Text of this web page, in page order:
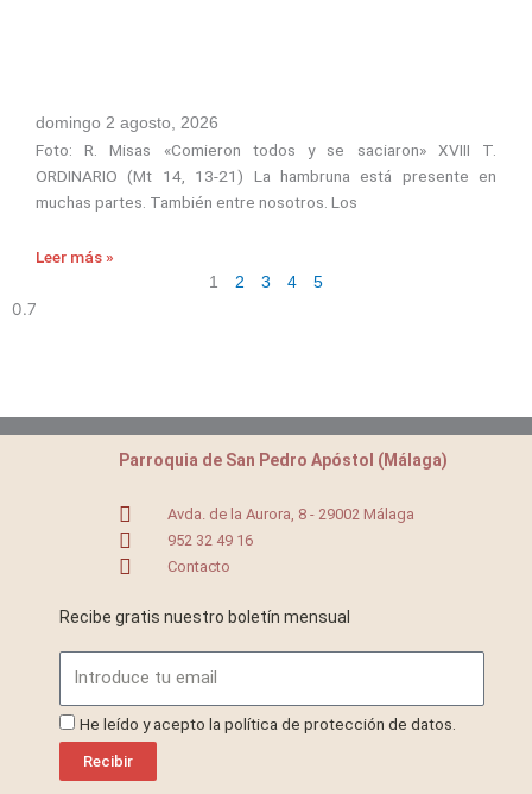
domingo 2 agosto, 2026
Foto: R. Misas «Comieron todos y se saciaron» XVIII T.
ORDINARIO (Mt 14, 13-21) La hambruna está presente en
muchas partes. También entre nosotros. Los
Leer más »
1 2 3 4 5
Parroquia de San Pedro Apóstol (Málaga)
Avda. de la Aurora, 8 - 29002 Málaga
952 32 49 16
Contacto
Recibe gratis nuestro boletín mensual
ProteccionDatos
He leído y acepto la política de protección de datos.
Recibir